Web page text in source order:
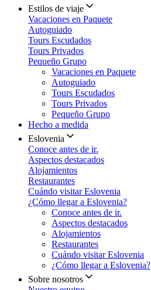
Estilos de viaje
Vacaciones en Paquete
Autoguiado
Tours Escudados
Tours Privados
Pequeño Grupo
Vacaciones en Paquete
Autoguiado
Tours Escudados
Tours Privados
Pequeño Grupo
Hecho a medida
Eslovenia
Conoce antes de ir.
Aspectos destacados
Alojamientos
Restaurantes
Cuándo visitar Eslovenia
¿Cómo llegar a Eslovenia?
Conoce antes de ir.
Aspectos destacados
Alojamientos
Restaurantes
Cuándo visitar Eslovenia
¿Cómo llegar a Eslovenia?
Sobre nosotros